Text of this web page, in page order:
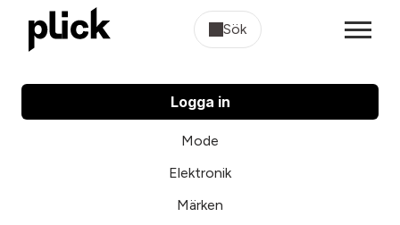
Sök
Logga in
Mode
Elektronik
Märken